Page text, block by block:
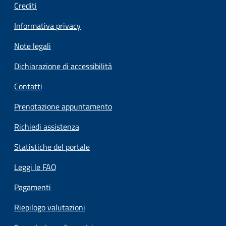
Crediti
Informativa privacy
Note legali
Dichiarazione di accessibilità
Contatti
Prenotazione appuntamento
Richiedi assistenza
Statistiche del portale
Leggi le FAQ
Pagamenti
Riepilogo valutazioni